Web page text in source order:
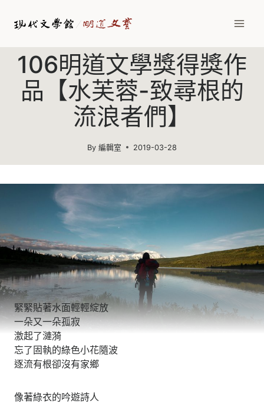
106明道文學獎得獎作
品【水芙蓉-致尋根的
流浪者們】
By 編輯室 2019-03-28
緊緊貼著水面輕輕綻放
一朵又一朵孤寂
激起了漣漪
忘了固執的綠色小花隨波
逐流有根卻沒有家鄉
像著綠衣的吟遊詩人